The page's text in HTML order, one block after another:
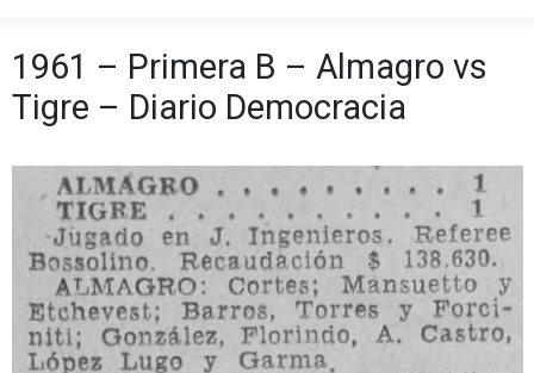
1961 – Primera B – Almagro vs
Tigre – Diario Democracia